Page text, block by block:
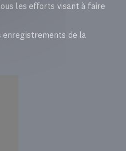
les efforts visant à faire
enregistrements de la